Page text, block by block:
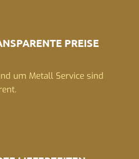
PREISE
um Metall Service sind